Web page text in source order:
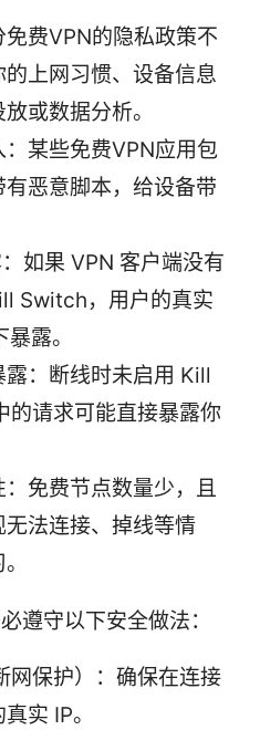
费VPN的隐私政策不
上网习惯、设备信息
或数据分析。
某些免费VPN应用包
恶意脚本，给设备带
如果 VPN 客户端没有
Switch，用户的真实
露。
：断线时未启用 Kill
请求可能直接暴露你
免费节点数量少，且
法连接、掉线等情
遵守以下安全做法：
保护）：确保在连接
实 IP。